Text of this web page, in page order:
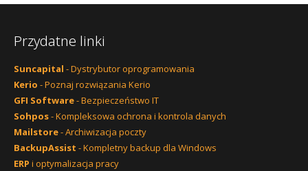
Przydatne linki
Suncapital - Dystrybutor oprogramowania
Kerio - Poznaj rozwiązania Kerio
GFI Software- Bezpieczeństwo IT
Sohpos- Kompleksowa ochrona i kontrola danych
Mailstore- Archiwizacja poczty
BackupAssist - Kompletny backup dla Windows
ERP i optymalizacja pracy